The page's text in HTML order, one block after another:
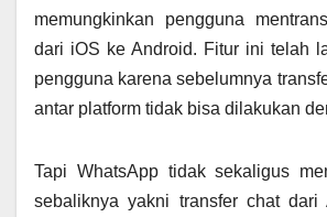
memungkinkan pengguna
dari iOS ke Android. Fitur ini telah
pengguna karena sebelumnya
antar platform tidak bisa dilakukan
Tapi WhatsApp tidak sekaligus
sebaliknya yakni transfer chat dari